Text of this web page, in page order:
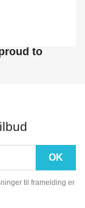
to
til framelding er